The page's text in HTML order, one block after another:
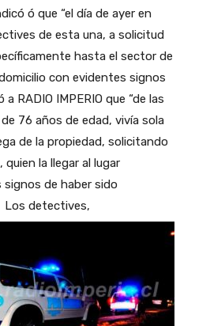
ó que “el día de ayer en
de esta una, a solicitud
hasta el sector de
con evidentes signos
RADIO IMPERIO que “de las
76 años de edad, vivía sola
de la propiedad, solicitando
la llegar al lugar
de haber sido
Los detectives,